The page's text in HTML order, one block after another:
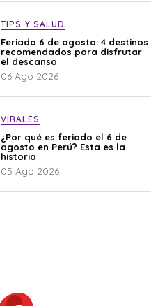
TIPS Y SALUD
Feriado 6 de agosto: 4 destinos
recomendados para disfrutar
el descanso
06 Ago 2026
VIRALES
¿Por qué es feriado el 6 de
agosto en Perú? Esta es la
historia
05 Ago 2026